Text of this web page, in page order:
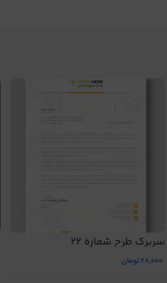
سربرگ طرح شماره 22
28,000تومان